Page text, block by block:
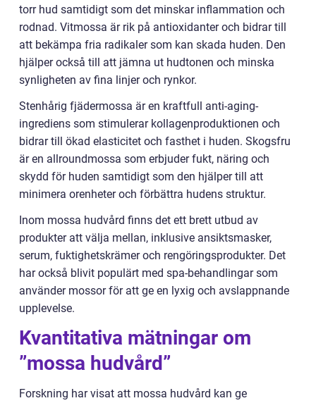
torr hud samtidigt som det minskar inflammation och
rodnad. Vitmossa är rik på antioxidanter och bidrar till
att bekämpa fria radikaler som kan skada huden. Den
hjälper också till att jämna ut hudtonen och minska
synligheten av fina linjer och rynkor.
Stenhårig fjädermossa är en kraftfull anti-aging-
ingrediens som stimulerar kollagenproduktionen och
bidrar till ökad elasticitet och fasthet i huden. Skogsfru
är en allroundmossa som erbjuder fukt, näring och
skydd för huden samtidigt som den hjälper till att
minimera orenheter och förbättra hudens struktur.
Inom mossa hudvård finns det ett brett utbud av
produkter att välja mellan, inklusive ansiktsmasker,
serum, fuktighetskrämer och rengöringsprodukter. Det
har också blivit populärt med spa-behandlingar som
använder mossor för att ge en lyxig och avslappnande
upplevelse.
Kvantitativa mätningar om
”mossa hudvård”
Forskning har visat att mossa hudvård kan ge